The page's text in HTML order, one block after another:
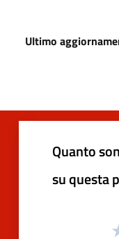
Ultimo
Quanto
su questa